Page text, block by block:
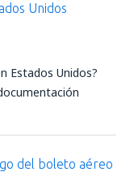
Unidos
Estados Unidos?
del boleto aéreo